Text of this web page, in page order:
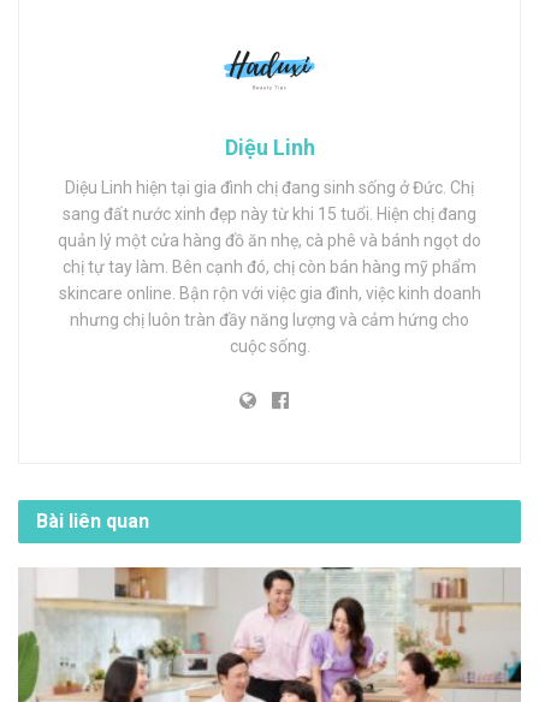
Diệu Linh
Diệu Linh hiện tại gia đình chị đang sinh sống ở Đức. Chị
sang đất nước xinh đẹp này từ khi 15 tuổi. Hiện chị đang
quản lý một cửa hàng đồ ăn nhẹ, cà phê và bánh ngọt do
chị tự tay làm. Bên cạnh đó, chị còn bán hàng mỹ phẩm
skincare online. Bận rộn với việc gia đình, việc kinh doanh
nhưng chị luôn tràn đầy năng lượng và cảm hứng cho
cuộc sống.
Bài liên quan